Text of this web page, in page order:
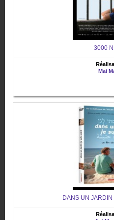
3000
Mai
DANS UN